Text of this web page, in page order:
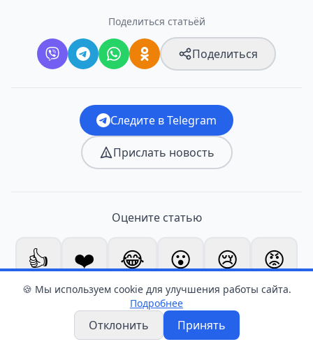
Поделиться статьёй
Поделиться
Следите в Telegram
Прислать новость
Оцените статью
👍 ❤️ 😂 😮 😢 😡
🍪 Мы используем cookie для улучшения работы сайта.
Подробнее
Отклонить Принять